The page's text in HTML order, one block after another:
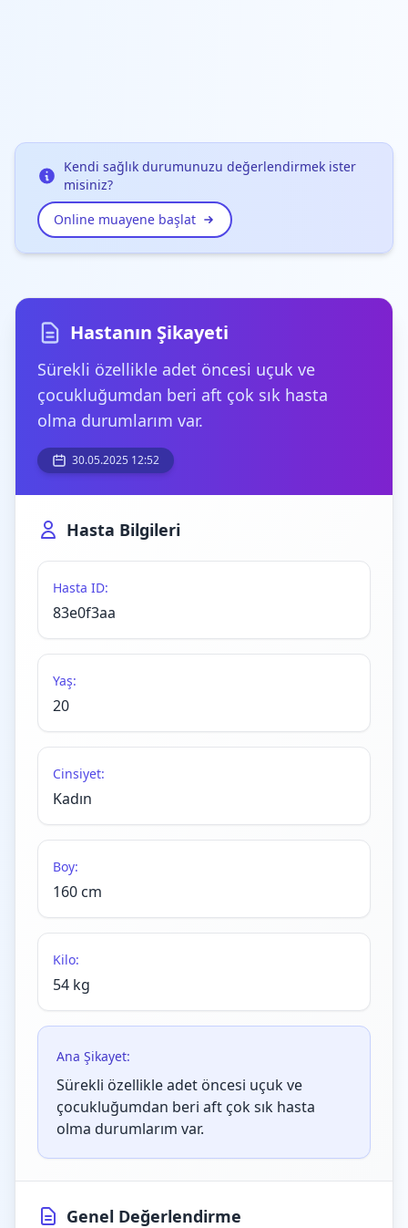
Kendi sağlık durumunuzu değerlendirmek ister
misiniz?
Online muayene başlat
Hastanın Şikayeti
Sürekli özellikle adet öncesi uçuk ve
çocukluğumdan beri aft çok sık hasta
olma durumlarım var.
30.05.2025 12:52
Hasta Bilgileri
Hasta ID:
83e0f3aa
Yaş:
20
Cinsiyet:
Kadın
Boy:
160 cm
Kilo:
54 kg
Ana Şikayet:
Sürekli özellikle adet öncesi uçuk ve
çocukluğumdan beri aft çok sık hasta
olma durumlarım var.
Genel Değerlendirme